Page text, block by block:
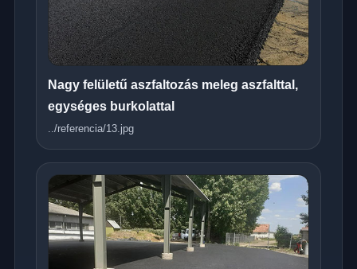
Nagy felületű aszfaltozás meleg aszfalttal,
egységes burkolattal
../referencia/13.jpg